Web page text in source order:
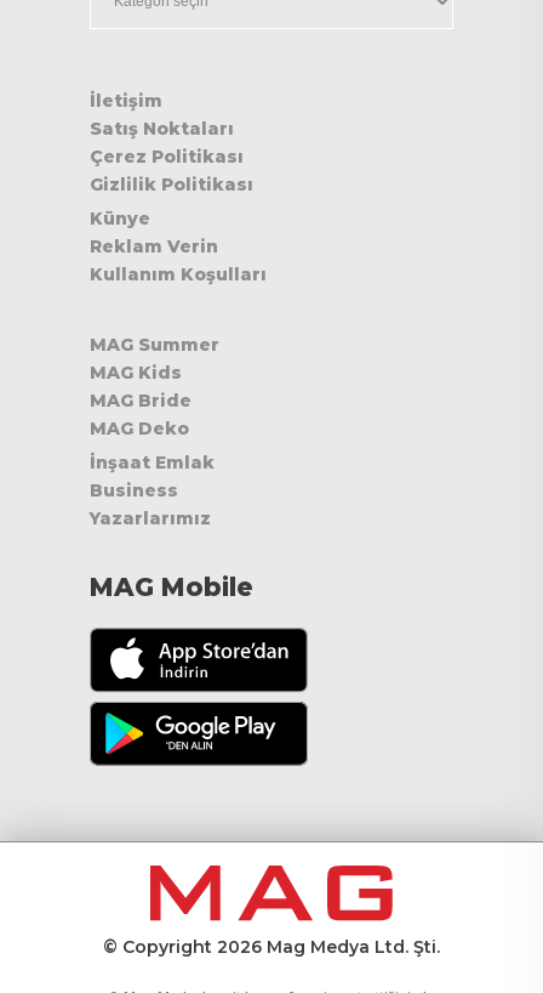
İletişim
Satış Noktaları
Çerez Politikası
Gizlilik Politikası
Künye
Reklam Verin
Kullanım Koşulları
MAG Summer
MAG Kids
MAG Bride
MAG Deko
İnşaat Emlak
Business
Yazarlarımız
MAG Mobile
© Copyright 2026 Mag Medya Ltd. Şti.